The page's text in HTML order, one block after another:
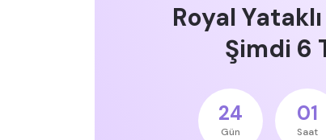
Royal
Şimdi 6
24
Gün
01
Saat